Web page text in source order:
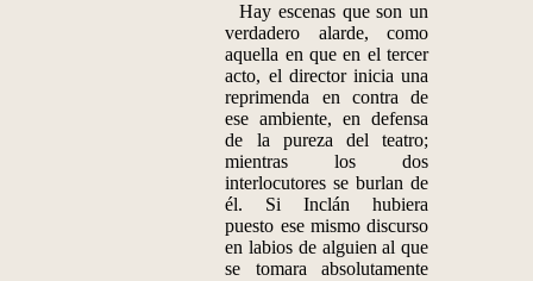
Hay escenas que son un
verdadero alarde, como
aquella en que en el tercer
acto, el director inicia una
reprimenda en contra de
ese ambiente, en defensa
de la pureza del teatro;
mientras los dos
interlocutores se burlan de
él. Si Inclán hubiera
puesto ese mismo discurso
en labios de alguien al que
se tomara absolutamente